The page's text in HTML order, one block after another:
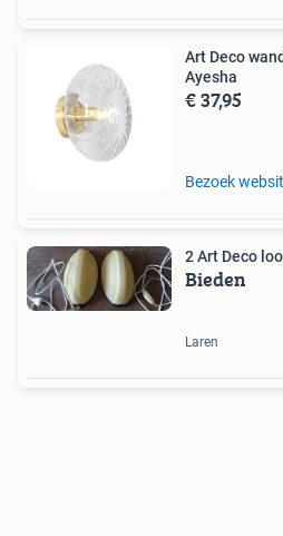
Art Deco
Ayesha
€ 37,95
Bezoek
2 Art Deco
Bieden
Laren